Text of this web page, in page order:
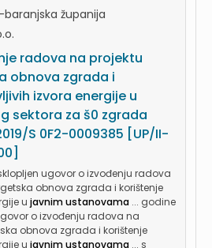
županija
radova na projektu
obnova zgrada i
izvora energije u
sektora za š0 zgrada
S 0F2-0009385 [UP/II-
ugovor o izvođenju radova
obnova zgrada i korištenje
u javnim ustanovama ... godine
o izvođenju radova na
obnova zgrada i korištenje
u javnim ustanovama ... s